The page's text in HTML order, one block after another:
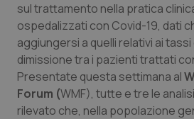
Calabria
Campania
Emilia-Romagna
Asma & BPCO
Car-T
Colesterolo &
sul trattamento nella pratica
ospedalizzati con Covid-19, dati
aggiungersi a quelli relativi ai tassi
dimissione tra i pazienti trattati
Presentate questa settimana al
Forum (WMF), tutte e tre le
rilevato che, nella popolazione